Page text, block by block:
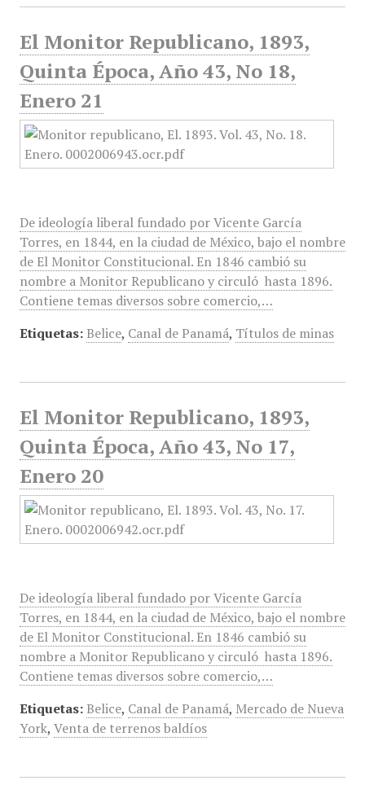
El Monitor Republicano, 1893,
Quinta Época, Año 43, No 18,
Enero 21
De ideología liberal fundado por Vicente García
Torres, en 1844, en la ciudad de México, bajo el nombre
de El Monitor Constitucional. En 1846 cambió su
nombre a Monitor Republicano y circuló hasta 1896.
Contiene temas diversos sobre comercio,…
Etiquetas: Belice, Canal de Panamá, Títulos de minas
El Monitor Republicano, 1893,
Quinta Época, Año 43, No 17,
Enero 20
De ideología liberal fundado por Vicente García
Torres, en 1844, en la ciudad de México, bajo el nombre
de El Monitor Constitucional. En 1846 cambió su
nombre a Monitor Republicano y circuló hasta 1896.
Contiene temas diversos sobre comercio,…
Etiquetas: Belice, Canal de Panamá, Mercado de Nueva
York, Venta de terrenos baldíos